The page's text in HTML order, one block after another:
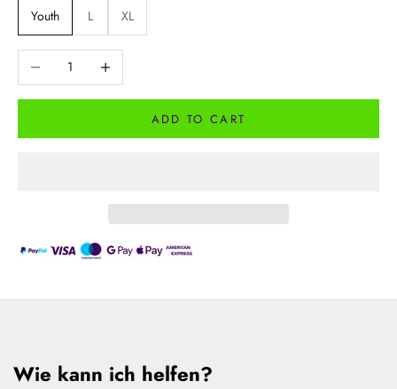
Youth
L XL
Decrease quantityIncrease quantity
ADD TO CART
Wie kann ich helfen?